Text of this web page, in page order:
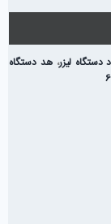
دستگاه لیزر،هد دستگاه